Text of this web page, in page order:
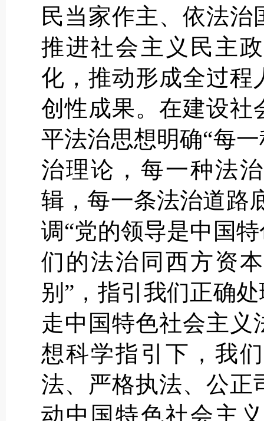
民当家作主、依法
推进社会主义民主
化，推动形成全过程
创性成果。在建设社
平法治思想明确“每
治理论，每一种法
辑，每一条法治道路
调“党的领导是中国
们的法治同西方资
别”，指引我们正确
走中国特色社会主义
想科学指引下，我
法、严格执法、公正
动中国特色社会主